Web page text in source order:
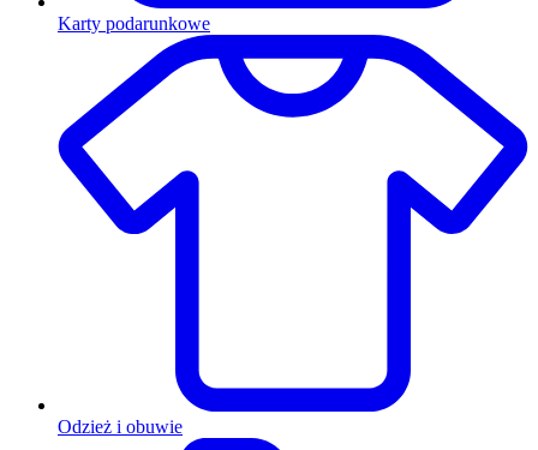
Karty podarunkowe
Odzież i obuwie